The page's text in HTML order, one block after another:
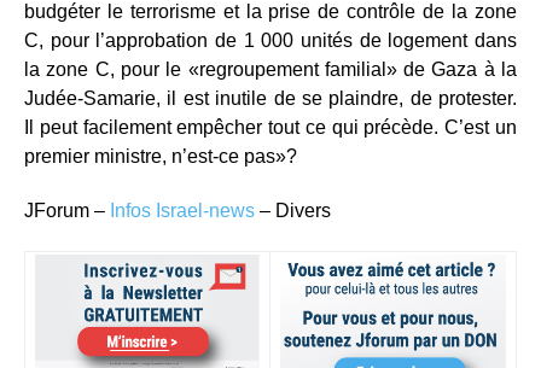
budgéter le terrorisme et la prise de contrôle de la zone
C, pour l’approbation de 1 000 unités de logement dans
la zone C, pour le «regroupement familial» de Gaza à la
Judée-Samarie, il est inutile de se plaindre, de protester.
Il peut facilement empêcher tout ce qui précède. C’est un
premier ministre, n’est-ce pas»?
JForum ‒ Infos Israel-news ‒ Divers